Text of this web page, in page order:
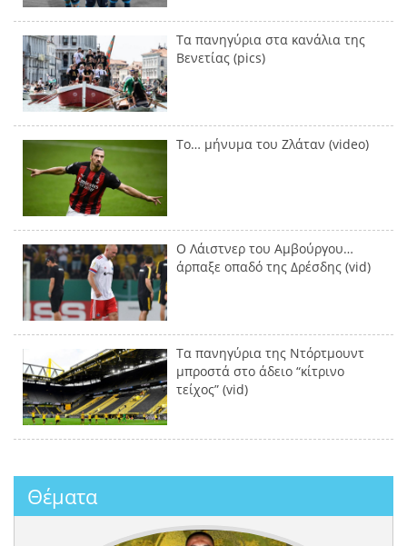
Τα πανηγύρια στα κανάλια της
Βενετίας (pics)
Το… μήνυμα του Ζλάταν (video)
Ο Λάιστνερ του Αμβούργου…
άρπαξε οπαδό της Δρέσδης (vid)
Τα πανηγύρια της Ντόρτμουντ
μπροστά στο άδειο “κίτρινο
τείχος” (vid)
Θέματα